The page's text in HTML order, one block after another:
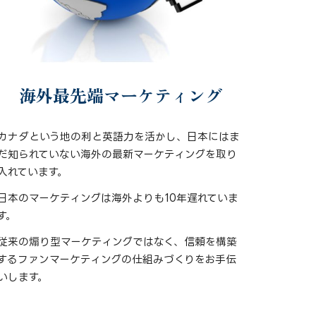
海外最先端マーケティング
ナダという地の利と英語力を活かし、日本にはま
知られていない海外の最新マーケティングを取り
れています。
本のマーケティングは海外よりも10年遅れていま
。
来の煽り型マーケティングではなく、信頼を構築
るファンマーケティングの仕組みづくりをお手伝
します。